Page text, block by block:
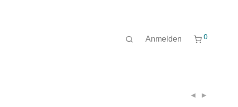
Anmelden 0